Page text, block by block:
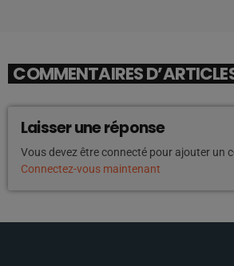
COMMENTAIRES
Laisser une réponse
Vous devez être connecté pour ajouter un
Connectez-vous maintenant